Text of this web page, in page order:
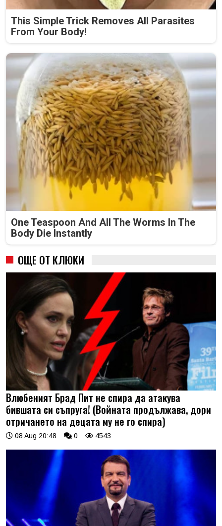
This Simple Trick Removes All Parasites
From Your Body!
One Teaspoon And All The Worms In The
Body Die Instantly
ОЩЕ ОТ КЛЮКИ
Влюбеният Брад Пит не спира да атакува
бившата си съпруга! (Войната продължава, дори
отричането на децата му не го спира)
08 Aug 20:48 0 4543